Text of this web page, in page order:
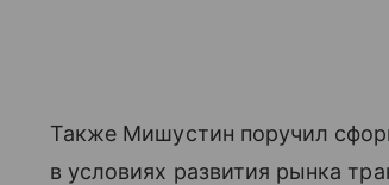
Также Мишустин поручил
в условиях развития рынка